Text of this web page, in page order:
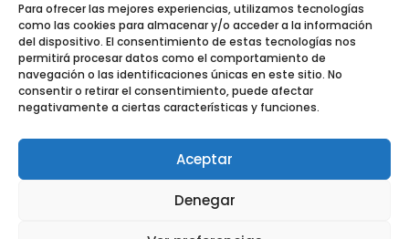
Para ofrecer las mejores experiencias, utilizamos tecnologías
como las cookies para almacenar y/o acceder a la información
del dispositivo. El consentimiento de estas tecnologías nos
permitirá procesar datos como el comportamiento de
navegación o las identificaciones únicas en este sitio. No
consentir o retirar el consentimiento, puede afectar
negativamente a ciertas características y funciones.
Aceptar
Denegar